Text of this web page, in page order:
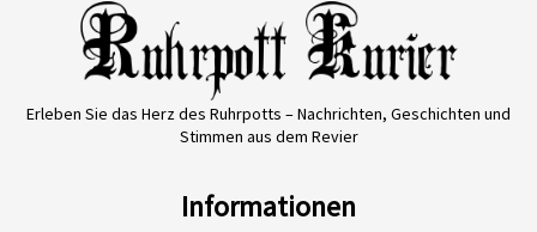
Erleben Sie das Herz des Ruhrpotts – Nachrichten, Geschichten und
Stimmen aus dem Revier
Informationen